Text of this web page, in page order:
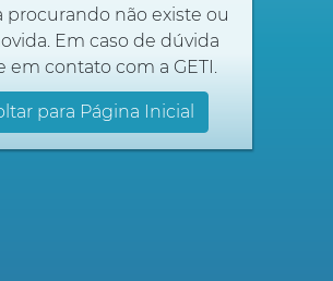
procurando não existe ou
Em caso de dúvida
em contato com a GETI.
para Página Inicial